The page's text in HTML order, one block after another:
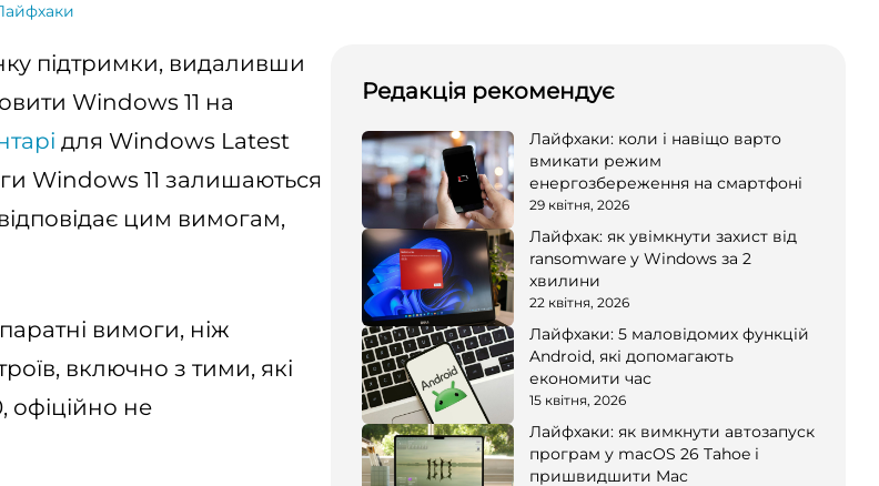
підтримки, видаливши
Windows 11 на
для Windows Latest
Windows 11 залишаються
цим вимогам,
вимоги, ніж
включно з тими, які
офіційно не
Редакція рекомендує
Лайфхаки: коли і навіщо варто
вмикати режим
енергозбереження на смартфоні
29 квітня, 2026
Лайфхак: як увімкнути захист від
ransomware у Windows за 2
хвилини
22 квітня, 2026
Лайфхаки: 5 маловідомих функцій
Android, які допомагають
економити час
15 квітня, 2026
Лайфхаки: як вимкнути автозапуск
програм у macOS 26 Tahoe і
пришвидшити Mac